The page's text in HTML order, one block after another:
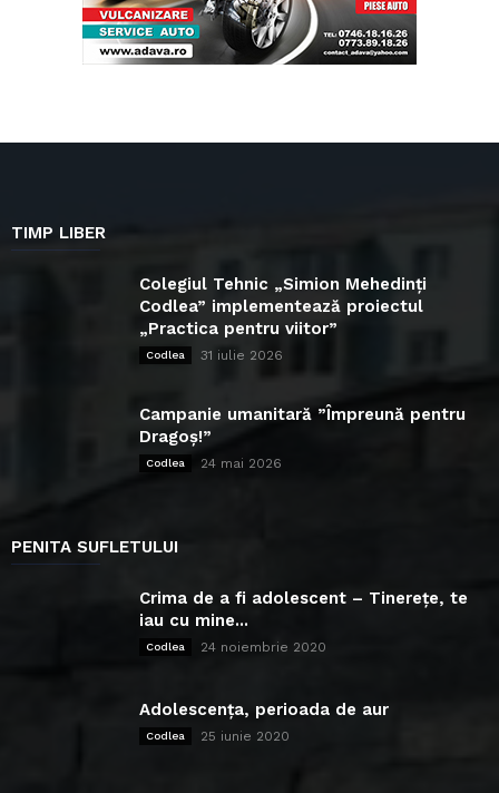
TIMP LIBER
Colegiul Tehnic „Simion Mehedinți
Codlea” implementează proiectul
„Practica pentru viitor”
Codlea 31 iulie 2026
Campanie umanitară ”Împreună pentru
Dragoș!”
Codlea 24 mai 2026
PENITA SUFLETULUI
Crima de a fi adolescent – Tinerețe, te
iau cu mine...
Codlea 24 noiembrie 2020
Adolescența, perioada de aur
Codlea 25 iunie 2020